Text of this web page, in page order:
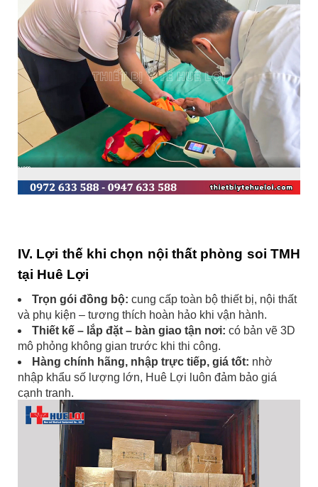
IV. Lợi thế khi chọn nội thất phòng soi TMH
tại Huê Lợi
Trọn gói đồng bộ: cung cấp toàn bộ thiết bị, nội thất
và phụ kiện – tương thích hoàn hảo khi vận hành.
Thiết kế – lắp đặt – bàn giao tận nơi: có bản vẽ 3D
mô phỏng không gian trước khi thi công.
Hàng chính hãng, nhập trực tiếp, giá tốt: nhờ
nhập khẩu số lượng lớn, Huê Lợi luôn đảm bảo giá
cạnh tranh.
Hỗ trợ kỹ thuật toàn quốc:đội ngũ kỹ sư lắp đặt,
bảo hành và bảo trì nhanh chóng.
Kinh nghiệm triển khai thực tế:
Huê Lợi đã
giao hàng trăm phòng soi TMH trên toàn quốc
tuyến tỉnh đến bệnh viện trung ương.